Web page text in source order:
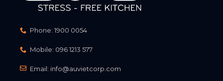
Phone: 1900 0054
Mobile: 096 1213 577
Email: info@auvietcorp.com